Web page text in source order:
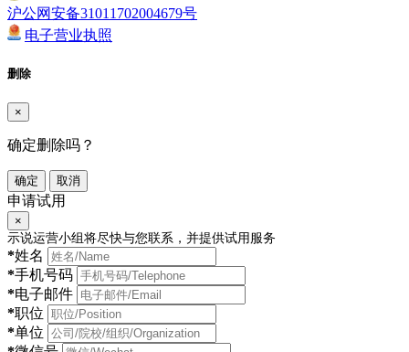
沪公网安备31011702004679号
电子营业执照
删除
×
确定删除吗？
确定 取消
申请试用
×
示说运营小组将尽快与您联系，并提供试用服务
*姓名
*手机号码
*电子邮件
*职位
*单位